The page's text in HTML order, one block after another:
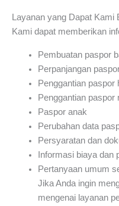
Layanan yang Dapat Kami
Kami dapat memberikan
Pembuatan paspor
Perpanjangan
Penggantian paspor
Penggantian paspor
Paspor anak
Perubahan data
Persyaratan dan
Informasi biaya dan
Pertanyaan umum
Jika Anda ingin
mengenai layanan